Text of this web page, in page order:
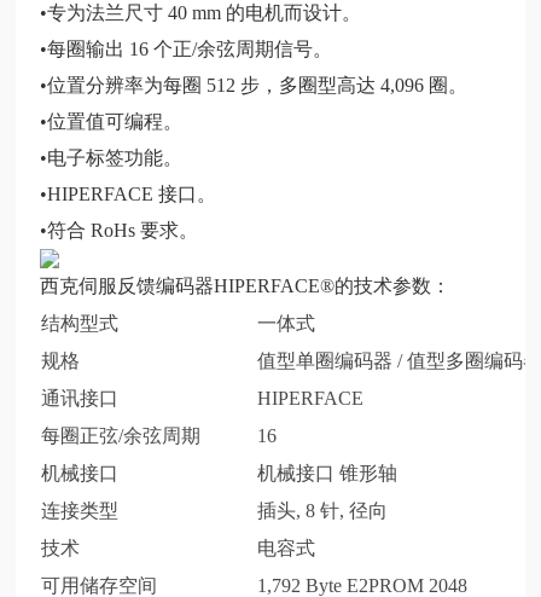
•专为法兰尺寸 40 mm 的电机而设计。
•每圈输出 16 个正/余弦周期信号。
•位置分辨率为每圈 512 步，多圈型高达 4,096 圈。
•位置值可编程。
•电子标签功能。
•HIPERFACE 接口。
•符合 RoHs 要求。
西克伺服反馈编码器HIPERFACE®的技术参数：
结构型式
一体式
规格
值型单圈编码器 / 值型多圈编码
通讯接口
HIPERFACE
每圈正弦/余弦周期
16
机械接口
机械接口 锥形轴
连接类型
插头, 8 针, 径向
技术
电容式
可用储存空间
1,792 Byte E2PROM 2048